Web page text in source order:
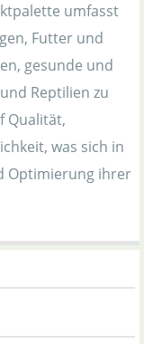
umfasst
Futter und
gesunde und
Reptilien zu
Qualität,
was sich in
Optimierung ihrer